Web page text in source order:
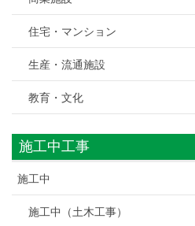
住宅・マンション
生産・流通施設
教育・文化
施工中工事
施工中
施工中（土木工事）